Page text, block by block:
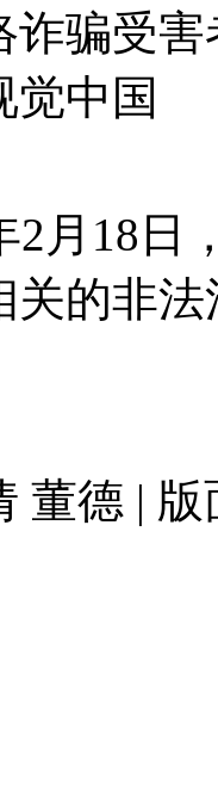
诈骗受
觉中国
2月18日
关的非
董德 |